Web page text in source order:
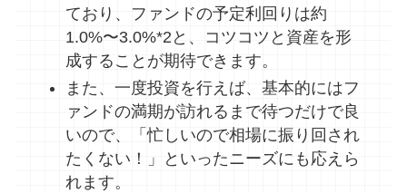
ており、ファンドの予定利回りは約
1.0%〜3.0%*2と、コツコツと資産を形
成することが期待できます。
また、一度投資を行えば、基本的にはフ
ァンドの満期が訪れるまで待つだけで良
いので、「忙しいので相場に振り回され
たくない！」といったニーズにも応えら
れます。